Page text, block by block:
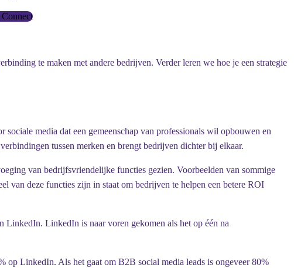
te maken met andere bedrijven. Verder leren we hoe je een strategie
media dat een gemeenschap van professionals wil opbouwen en
tussen merken en brengt bedrijven dichter bij elkaar.
van bedrijfsvriendelijke functies gezien. Voorbeelden van sommige
van deze functies zijn in staat om bedrijven te helpen een betere ROI
LinkedIn. LinkedIn is naar voren gekomen als het op één na
LinkedIn. Als het gaat om B2B social media leads is ongeveer 80%